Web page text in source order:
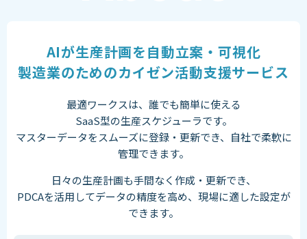
AIが生産計画を自動立案・可視化
製造業のためのカイゼン活動支援サービス
最適ワークスは、誰でも簡単に使える
SaaS型の生産スケジューラです。
マスターデータをスムーズに登録・更新でき、自社で柔軟に
管理できます。
日々の生産計画も手間なく 作成・更新でき、
PDCAを活用してデータの精度を高め、現場に適した設定が
できます。